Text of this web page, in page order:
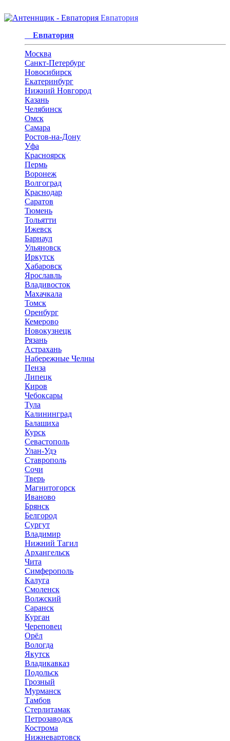
Евпатория
Евпатория
Москва
Санкт-Петербург
Новосибирск
Екатеринбург
Нижний Новгород
Казань
Челябинск
Омск
Самара
Ростов-на-Дону
Уфа
Красноярск
Пермь
Воронеж
Волгоград
Краснодар
Саратов
Тюмень
Тольятти
Ижевск
Барнаул
Ульяновск
Иркутск
Хабаровск
Ярославль
Владивосток
Махачкала
Томск
Оренбург
Кемерово
Новокузнецк
Рязань
Астрахань
Набережные Челны
Пенза
Липецк
Киров
Чебоксары
Тула
Калининград
Балашиха
Курск
Севастополь
Улан-Удэ
Ставрополь
Сочи
Тверь
Магнитогорск
Иваново
Брянск
Белгород
Сургут
Владимир
Нижний Тагил
Архангельск
Чита
Симферополь
Калуга
Смоленск
Волжский
Саранск
Курган
Череповец
Орёл
Вологда
Якутск
Владикавказ
Подольск
Грозный
Мурманск
Тамбов
Стерлитамак
Петрозаводск
Кострома
Нижневартовск